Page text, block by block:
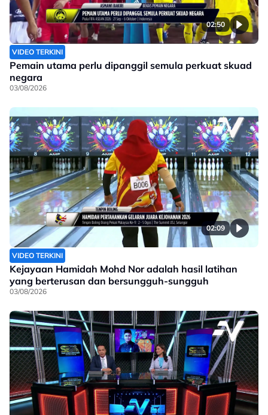
02:50
VIDEO TERKINI
Pemain utama perlu dipanggil semula perkuat skuad
negara
03/08/2026
02:09
VIDEO TERKINI
Kejayaan Hamidah Mohd Nor adalah hasil latihan
yang berterusan dan bersungguh-sungguh
03/08/2026